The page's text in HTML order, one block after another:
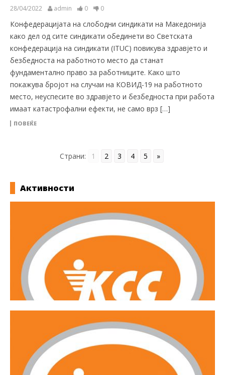
28/04/2022 admin 0 0
Конфедерацијата на слободни синдикати на Македонија
како дел од сите синдикати обединети во Светската
конфедерација на синдикати (ITUC) повикува здравјето и
безбедноста на работното место да станат
фундаментално право за работниците. Како што
покажува бројот на случаи на КОВИД-19 на работното
место, неуспесите во здравјето и безбедноста при работа
имаат катастрофални ефекти, не само врз […]
ПОВЕЌЕ
Страни: 1 2 3 4 5 »
Активности